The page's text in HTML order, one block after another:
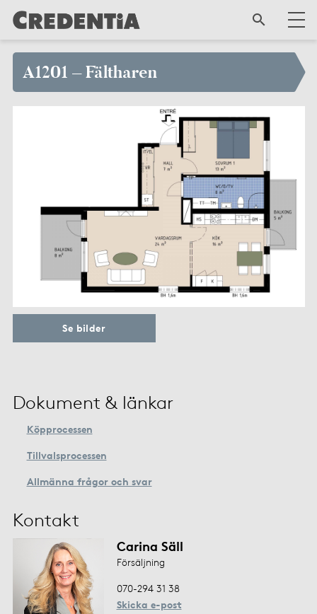
A1201 – Fältharen
Se bilder
Dokument & länkar
Köpprocessen
Tillvalsprocessen
Allmänna frågor och svar
Kontakt
Carina Säll
Försäljning
070-294 31 38
Skicka e-post